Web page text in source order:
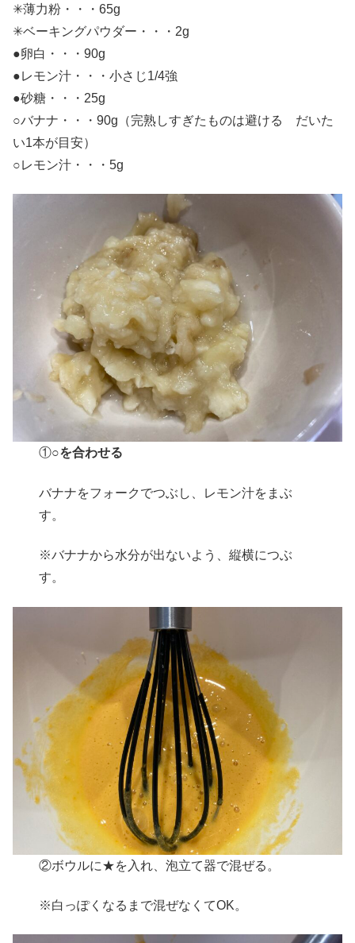
✳︎薄力粉・・・65g
✳︎ベーキングパウダー・・・2g
●卵白・・・90g
●レモン汁・・・小さじ1/4強
●砂糖・・・25g
○バナナ・・・90g（完熟しすぎたものは避ける だいた
い1本が目安）
○レモン汁・・・5g
①○を合わせる
バナナをフォークでつぶし、レモン汁をまぶ
す。
※バナナから水分が出ないよう、縦横につぶ
す。
②ボウルに★を入れ、泡立て器で混ぜる。
※白っぽくなるまで混ぜなくてOK。